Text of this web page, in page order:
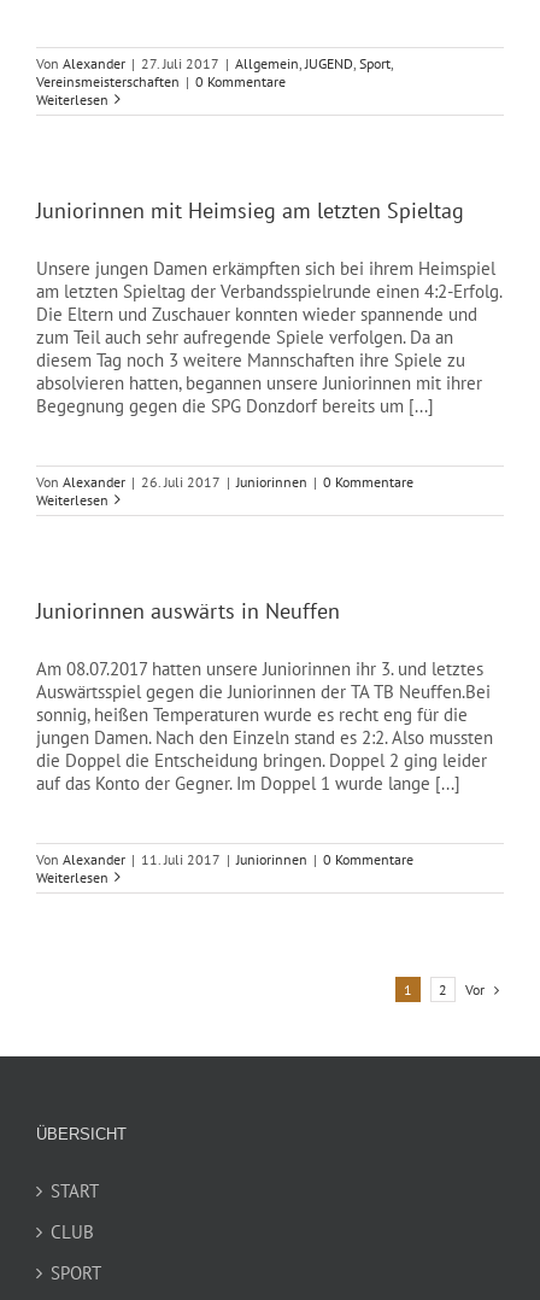
Von Alexander | 27. Juli 2017 | Allgemein JUGEND Sport
Vereinsmeisterschaften | 0 Kommentare
Weiterlesen
Juniorinnen mit Heimsieg am letzten Spieltag
Unsere jungen Damen erkämpften sich bei ihrem Heimspiel
am letzten Spieltag der Verbandsspielrunde einen 4:2-Erfolg.
Die Eltern und Zuschauer konnten wieder spannende und
zum Teil auch sehr aufregende Spiele verfolgen. Da an
diesem Tag noch 3 weitere Mannschaften ihre Spiele zu
absolvieren hatten, begannen unsere Juniorinnen mit ihrer
Begegnung gegen die SPG Donzdorf bereits um [...]
Von Alexander | 26. Juli 2017 | Juniorinnen | 0 Kommentare
Weiterlesen
Juniorinnen auswärts in Neuffen
Am 08.07.2017 hatten unsere Juniorinnen ihr 3. und letztes
Auswärtsspiel gegen die Juniorinnen der TA TB Neuffen.Bei
sonnig, heißen Temperaturen wurde es recht eng für die
jungen Damen. Nach den Einzeln stand es 2:2. Also mussten
die Doppel die Entscheidung bringen. Doppel 2 ging leider
auf das Konto der Gegner. Im Doppel 1 wurde lange [...]
Von Alexander | 11. Juli 2017 | Juniorinnen | 0 Kommentare
Weiterlesen
1 2 Vor
ÜBERSICHT
START
CLUB
SPORT